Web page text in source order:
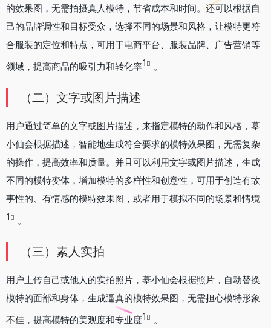
的效果图，无需拍摄真人模特，节省成本和时间。还可以根据自
己的品牌调性和目标受众，选择不同的场景和风格，让模特更符
合服装的定位和特点，可用于电商平台、服装品牌、广告营销等
领域，提高商品的吸引力和转化率1 。
（二）文字或图片描述
用户通过简单的文字或图片描述，来指定模特的动作和风格，摹
小仙会根据描述，智能地生成符合要求的模特效果图，无需复杂
的操作，提高效率和质量。并且可以利用文字或图片描述，生成
不同的模特变体，增加模特的多样性和创意性，可用于创造有故
事性的、有情感的模特效果图，或者用于模拟不同的场景和情境
1
。
（三）素人实拍
用户上传自己或他人的实拍照片，摹小仙会根据照片，自动替换
模特的面部和身体，生成逼真的模特效果图，无需担心模特形象
不佳，提高模特的美观度和专业度1 。